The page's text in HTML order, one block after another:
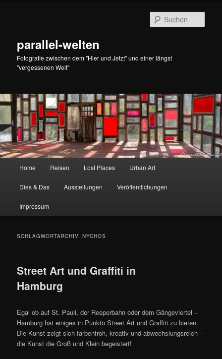
parallel-welten
Fotografie zwischen dem "Hier und Jetzt" und einer längst
"vergessenen Welt"
Home Reisen Lost Places Urban Art
Dies & Das Ausstellungen Veröffentlichungen
Impressum
SCHLAGWORTARCHIV:NYCHOS
Street Art und Graffiti in
Hamburg
Egal ob auf St. Pauli, der Reeperbahn oder dem Gängeviertel –
Hamburg hat einiges in Punkto Street Art und Graffiti zu bieten.
Die Kunst zeigt sich farbenfroh, kreativ und abwechslungsreich –
die Kunst die Groß und Klein begeistert!